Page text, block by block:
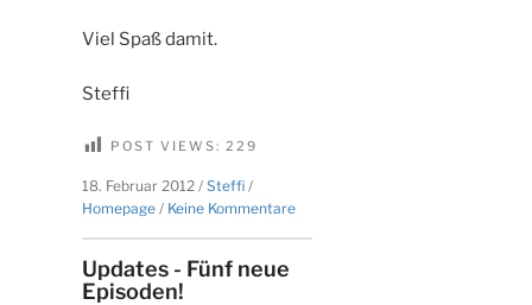
Viel Spaß damit.
Steffi
POST VIEWS: 229
18. Februar 2012/ Steffi/
Homepage/ Keine Kommentarezu
Updates - Fünf neue
Episoden!